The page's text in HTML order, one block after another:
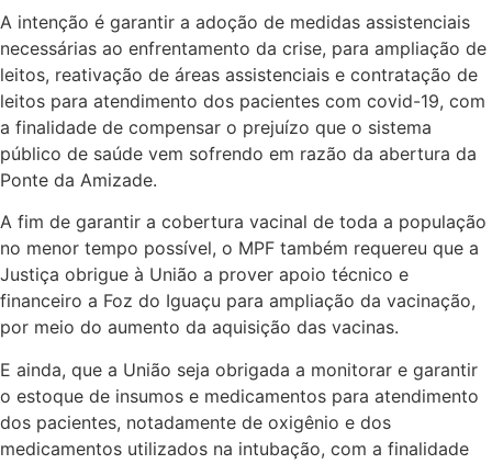
A intenção é garantir a adoção de medidas assistenciais
necessárias ao enfrentamento da crise, para ampliação de
leitos, reativação de áreas assistenciais e contratação de
leitos para atendimento dos pacientes com covid-19, com
a finalidade de compensar o prejuízo que o sistema
público de saúde vem sofrendo em razão da abertura da
Ponte da Amizade.
A fim de garantir a cobertura vacinal de toda a população
no menor tempo possível, o MPF também requereu que a
Justiça obrigue à União a prover apoio técnico e
financeiro a Foz do Iguaçu para ampliação da vacinação,
por meio do aumento da aquisição das vacinas.
E ainda, que a União seja obrigada a monitorar e garantir
o estoque de insumos e medicamentos para atendimento
dos pacientes, notadamente de oxigênio e dos
medicamentos utilizados na intubação, com a finalidade